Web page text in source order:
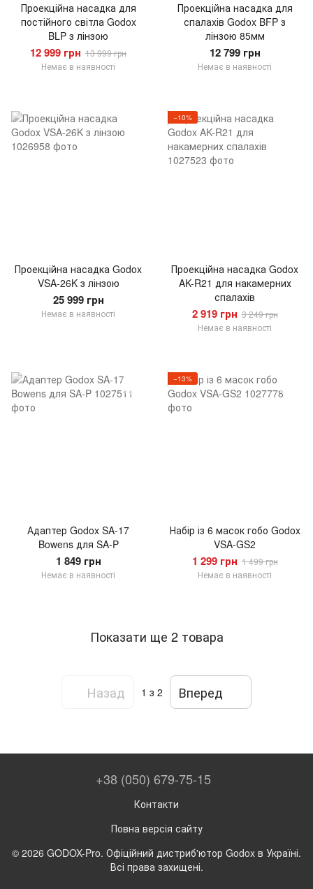
Проекційна насадка для
постійного світла Godox
BLP з лінзою
12 999 грн 13 999 грн
Немає в наявності
Проекційна насадка для
спалахів Godox BFP з
лінзою 85мм
12 799 грн
Немає в наявності
Проекційна насадка Godox
VSA-26K з лінзою
25 999 грн
Немає в наявності
−10%
Проекційна насадка Godox
AK-R21 для накамерних
спалахів
2 919 грн 3 249 грн
Немає в наявності
Адаптер Godox SA-17
Bowens для SA-P
1 849 грн
Немає в наявності
−13%
Набір із 6 масок гобо Godox
VSA-GS2
1 299 грн 1 499 грн
Немає в наявності
Показати ще 2 товара
Назад 1 з 2 Вперед
+38 (050) 679-75-15
Контакти
Повна версія сайту
© 2026 GODOX-Pro. Офіційний дистриб'ютор Godox в Україні.
Всі права захищені.